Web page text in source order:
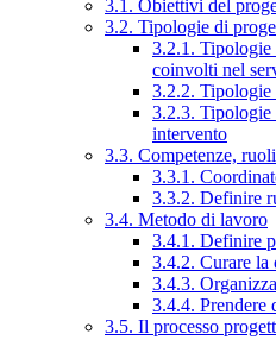
3.1. Obiettivi del
3.2. Tipologie di
3.2.1. Tipologie
coinvolti nel
3.2.2. Tipologie
3.2.3. Tipologie
intervento
3.3. Competenze,
3.3.1.
3.3.2. Definire
3.4. Metodo di lavoro
3.4.1. Definire
3.4.2. Curare la
3.4.3.
3.4.4. Prendere
3.5. Il processo